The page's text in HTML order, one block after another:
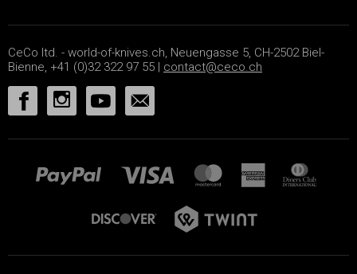
CeCo ltd. - world-of-knives.ch, Neuengasse 5, CH-2502 Biel-
Bienne, +41 (0)32 322 97 55 | contact@ceco.ch